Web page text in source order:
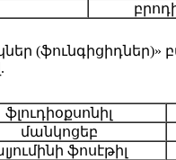
ֆլուդիօքսոնիլ
մանկոցեբ
ֆոսէթիլ